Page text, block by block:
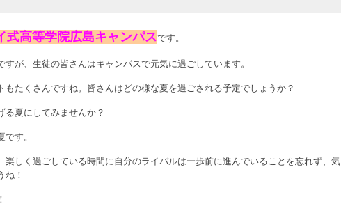
式高等学院広島キャンパスです。
が、生徒の皆さんはキャンパスで元気に過ごしています。
もたくさんですね。皆さんはどの様な夏を過ごされる予定でしょうか？
る夏にしてみませんか？
す。
楽しく過ごしている時間に自分のライバルは一歩前に進んでいることを忘れず、気
ね！